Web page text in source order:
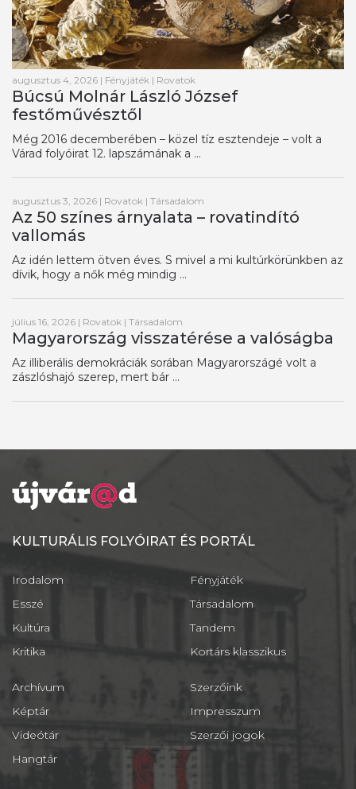
augusztus 4, 2026 | Fényjáték | Rovatok
Búcsú Molnár László József
festőművésztől
Még 2016 decemberében – közel tíz esztendeje – volt a
Várad folyóirat 12. lapszámának a ...
augusztus 3, 2026 | Rovatok | Társadalom
Az 50 színes árnyalata – rovatindító
vallomás
Az idén lettem ötven éves. S mivel a mi kultúrkörünkben az
dívik, hogy a nők még mindig ...
július 16, 2026 | Rovatok | Társadalom
Magyarország visszatérése a valóságba
Az illiberális demokráciák sorában Magyarországé volt a
zászlóshajó szerep, mert bár ...
KULTURÁLIS FOLYÓIRAT ÉS PORTÁL
Irodalom
Esszé
Kultúra
Kritika
Fényjáték
Társadalom
Tandem
Kortárs klasszikus
Archívum
Képtár
Videótár
Hangtár
Szerzőink
Impresszum
Szerzői jogok